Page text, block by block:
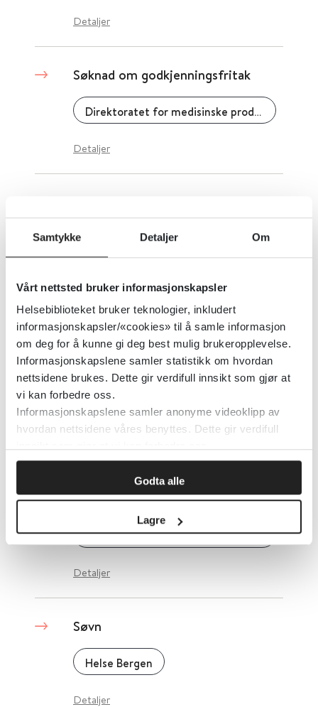
Samtykke Detaljer Om
Vårt nettsted bruker informasjonskapsler
Helsebiblioteket bruker teknologier, inkludert
informasjonskapsler/«cookies» til å samle informasjon
om deg for å kunne gi deg best mulig brukeropplevelse.
Informasjonskapslene samler statistikk om hvordan
nettsidene brukes. Dette gir verdifull innsikt som gjør at
vi kan forbedre oss.
Informasjonskapslene samler anonyme videoklipp av
hvordan nettsidene våres benyttes. Dette gir verdifull
Godta alle
Lagre
Detaljer
Søknad om godkjenningsfritak
Direktoratet for medisinske produkter (DMP)
Detaljer
Ny Arbeids- og Velferdsforvaltning (NAV)
Søknad om tillatelse til
forurensende aktivitet
Miljødirektoratet
Detaljer
Søknader og skjemaer for
arbeidsgivere
Ny Arbeids- og Velferdsforvaltning (NAV)
Detaljer
Søvn
Helse Bergen
Detaljer